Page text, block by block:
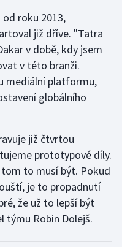
roku 2013,
již dříve. "Tatra
v době, kdy jsem
v této branži.
mediální platformu,
globálního
již čtvrtou
prototypové díly.
to musí být. Pokud
je to propadnutí
že už to lepší být
týmu Robin Dolejš.